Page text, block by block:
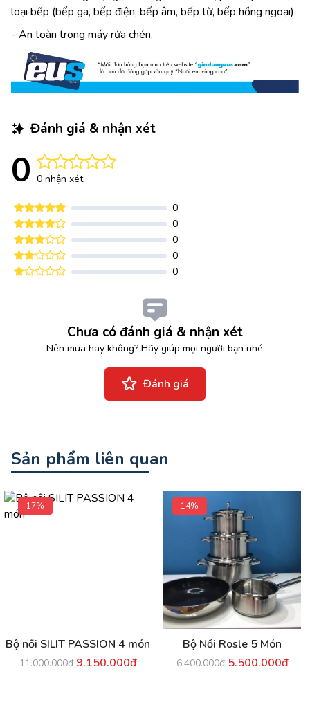
loại bếp (bếp ga, bếp điện, bếp âm, bếp từ, bếp hồng ngoại).
- An toàn trong máy rửa chén.
Đánh giá & nhận xét
0 0 nhận xét
0
0
0
0
0
Chưa có đánh giá & nhận xét
Nên mua hay không? Hãy giúp mọi người bạn nhé
Đánh giá
Sản phẩm liên quan
17%
Bộ nồi SILIT PASSION 4 món
11.000.000đ 9.150.000đ
14%
Bộ Nồi Rosle 5 Món
6.400.000đ 5.500.000đ